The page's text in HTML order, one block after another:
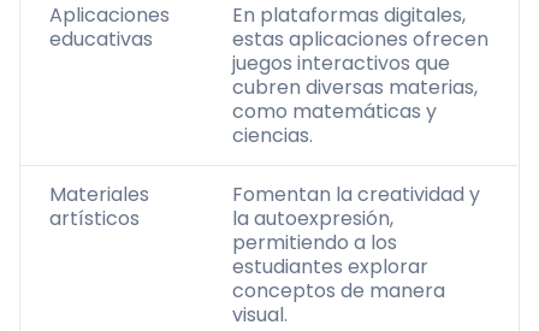
Aplicaciones
educativas
En plataformas digitales,
estas aplicaciones ofrecen
juegos interactivos que
cubren diversas materias,
como matemáticas y
ciencias.
Materiales
artísticos
Fomentan la creatividad y
la autoexpresión,
permitiendo a los
estudiantes explorar
conceptos de manera
visual.